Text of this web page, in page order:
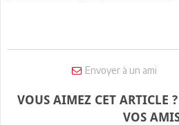
Envoyer à un ami
VOUS AIMEZ CET ARTICLE
VOS